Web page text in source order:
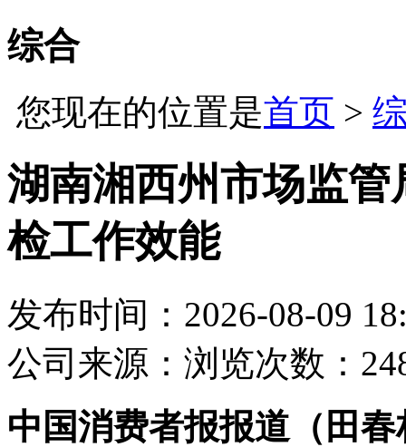
综合
您现在的位置是首页 >
湖南湘西州市场监
检工作效能
发布时间：2026-08-09
公司 来源： 浏览次数：
中国消费者报报道（田